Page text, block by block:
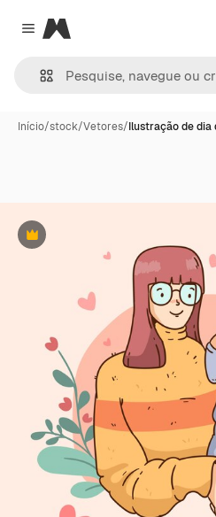
Close menu
Magnific
Início/stock/Vetores/Ilustração de dia
Premium